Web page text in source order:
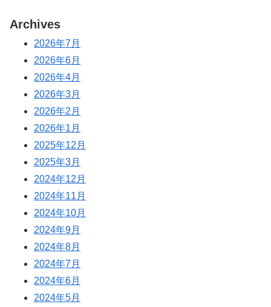
Archives
2026年7月
2026年6月
2026年4月
2026年3月
2026年2月
2026年1月
2025年12月
2025年3月
2024年12月
2024年11月
2024年10月
2024年9月
2024年8月
2024年7月
2024年6月
2024年5月